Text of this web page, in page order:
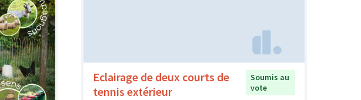
Eclairage de deux courts de
tennis extérieur
Soumis au
vote